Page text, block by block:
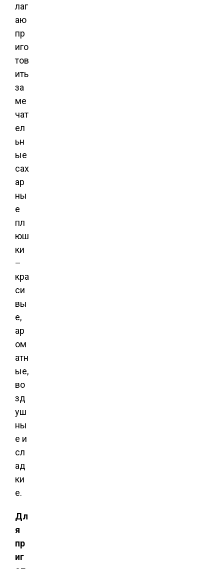
лаг
аю
пр
иго
тов
ить
за
ме
чат
ел
ьн
ые
сах
ар
ны
е
пл
юш
ки
–
кра
си
вы
е,
ар
ом
атн
ые,
во
зд
уш
ны
е и
сл
ад
ки
е.
Дл
я
пр
иг